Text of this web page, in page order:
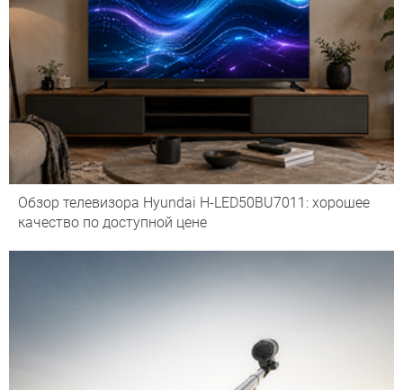
Обзор телевизора Hyundai H-LED50BU7011: хорошее
качество по доступной цене